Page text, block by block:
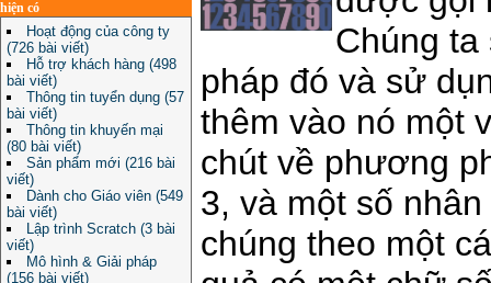
hiện có
Hoạt động của công ty
(726 bài viết)
Hỗ trợ khách hàng (498
bài viết)
Thông tin tuyển dụng (57
bài viết)
Thông tin khuyến mại
(80 bài viết)
Sản phẩm mới (216 bài
viết)
Dành cho Giáo viên (549
bài viết)
Lập trình Scratch (3 bài
viết)
Mô hình & Giải pháp
(156 bài viết)
Chúng
pháp đó và sử
thêm vào nó một
chút về phương
3, và một số
chúng theo một